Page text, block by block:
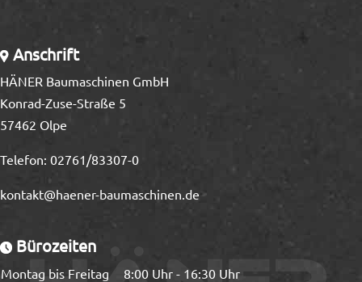
Anschrift
HÄNER Baumaschinen GmbH
Konrad-Zuse-Straße 5
57462 Olpe
Telefon: 02761/83307-0
kontakt@haener-baumaschinen.de
Bürozeiten
Montag bis Freitag 8:00 Uhr - 16:30 Uhr